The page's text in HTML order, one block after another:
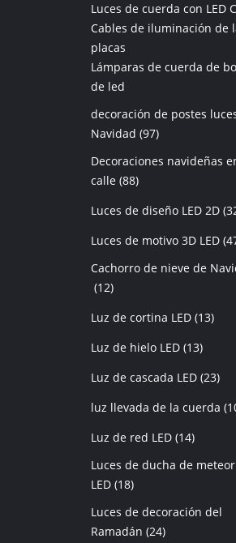
Luces de cuerda con LED
Cables de iluminación de
placas
Lámparas de cuerda de
de led
decoración de postes
Navidad (97)
Decoraciones navideñas
calle (88)
Luces de diseño LED 2D
Luces de motivo 3D LED
Cachorro de nieve de
(12)
Luz de cortina LED (13)
Luz de hielo LED (13)
Luz de cascada LED (23)
luz llevada de la cuerda
Luz de red LED (14)
Luces de ducha de
LED (18)
Luces de decoración del
Ramadán (24)